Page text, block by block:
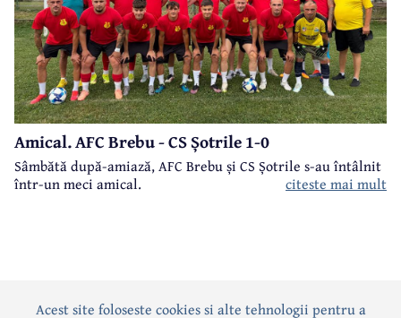
Amical. AFC Brebu - CS Șotrile 1-0
Sâmbătă după-amiază, AFC Brebu și CS Șotrile s-au întâlnit
într-un meci amical.
citeste mai mult
Acest site foloseste cookies si alte tehnologii pentru a